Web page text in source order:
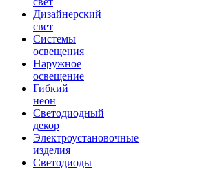
Дизайнерский
свет
Системы
освещения
Наружное
освещение
Гибкий
неон
Светодиодный
декор
Электроустановочные
изделия
Светодиоды